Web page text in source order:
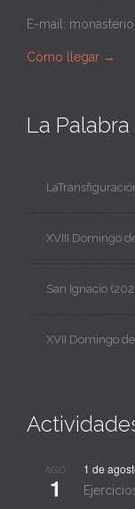
E-mail:
Cómo llegar →
La Palabra
XVIII Domingo
San Ignacio
XVII Domingo
AGO
1
1 de